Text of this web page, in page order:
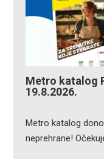
Metro katalog
19.8.2026.
Metro katalog
neprehrane!